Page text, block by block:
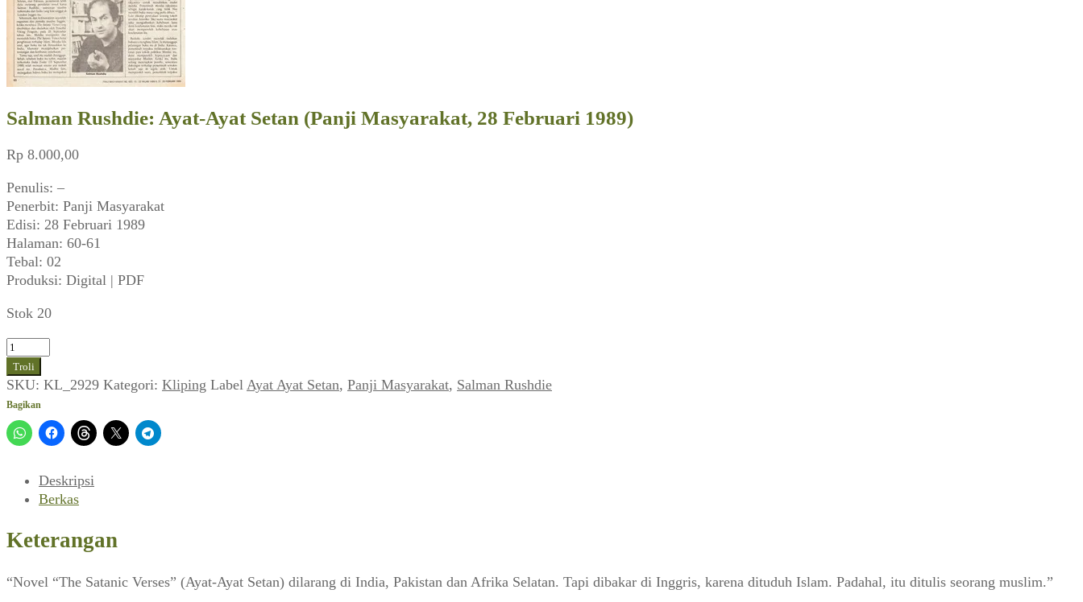
Salman Rushdie: Ayat-Ayat Setan (Panji Masyarakat, 28 Februari 1989)
Rp 8.000,00
Penulis: –
Penerbit: Panji Masyarakat
Edisi: 28 Februari 1989
Halaman: 60-61
Tebal: 02
Produksi: Digital | PDF
Stok 20
Kuantitas
Salman
Rushdie:
Ayat-
Ayat
Setan
Masyarakat,
1989)
Troli
SKU: KL_2929 Kategori: Kliping Label Ayat Ayat Setan, Panji Masyarakat, Salman Rushdie
Bagikan
Deskripsi
Berkas
Keterangan
“Novel “The Satanic Verses” (Ayat-Ayat Setan) dilarang di India, Pakistan dan Afrika Selatan. Tapi dibakar di Inggris, karena dituduh Islam. Padahal, itu ditulis seorang muslim.”